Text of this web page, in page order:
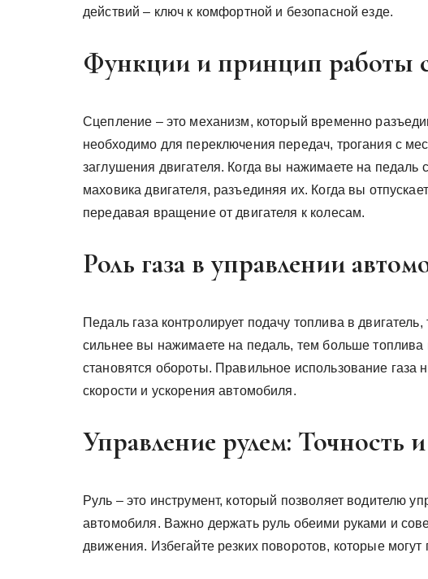
действий – ключ к комфортной и безопасной езде.
Функции и принцип работы
Сцепление – это механизм, который временно
необходимо для переключения передач, трогания с
заглушения двигателя. Когда вы нажимаете на педаль
маховика двигателя, разъединяя их. Когда вы
передавая вращение от двигателя к колесам.
Роль газа в управлении
Педаль газа контролирует подачу топлива в
сильнее вы нажимаете на педаль, тем больше топлива
становятся обороты. Правильное использование
скорости и ускорения автомобиля.
Управление рулем: Точность
Руль – это инструмент, который позволяет водителю
автомобиля. Важно держать руль обеими руками и
движения. Избегайте резких поворотов, которые